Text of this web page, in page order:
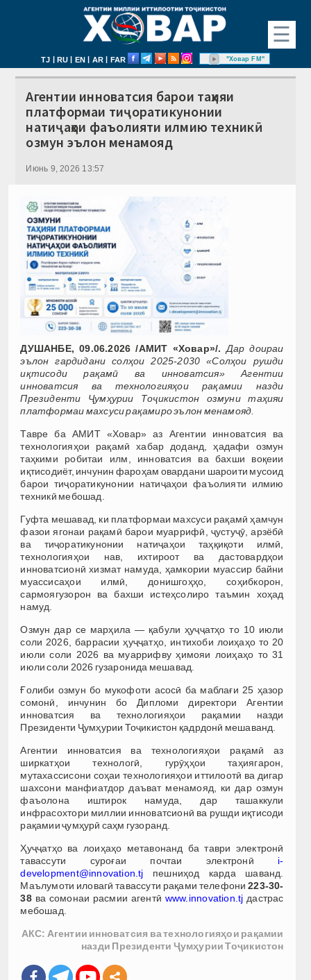
☰
TJ | RU | EN | AR | FAR "Ховар FM"
Агентии инноватсия барои таҳияи
платформаи тиҷоратикунонии
натиҷаҳои фаъолияти илмию техникӣ
озмун эълон менамояд
Июнь 9, 2026 13:57
ДУШАНБЕ, 09.06.2026 /АМИТ «Ховар»/. Дар доираи
эълон гардидани солҳои 2025-2030 «Солҳои рушди
иқтисоди рақамӣ ва инноватсия» Агентии
инноватсия ва технологияҳои рақамии назди
Президенти Ҷумҳурии Тоҷикистон озмуни таҳияи
платформаи махсуси рақамиро эълон менамояд.
Тавре ба АМИТ «Ховар» аз Агентии инноватсия ва
технологияҳои рақамӣ хабар доданд, ҳадафи озмун
таҳкими робитаи илм, инноватсия ва бахши воқеии
иқтисодиёт, инчунин фароҳам овардани шароити мусоид
барои тиҷоратикунонии натиҷаҳои фаъолияти илмию
техникӣ мебошад.
Гуфта мешавад, ки платформаи махсуси рақамӣ ҳамчун
фазои ягонаи рақамӣ барои муаррифӣ, ҷустуҷӯ, арзёбӣ
ва тиҷоратикунонии натиҷаҳои таҳқиқоти илмӣ,
технологияҳои нав, ихтироот ва дастовардҳои
инноватсионӣ хизмат намуда, ҳамкории муассир байни
муассисаҳои илмӣ, донишгоҳҳо, соҳибкорон,
сармоягузорон ва бахши истеҳсолиро таъмин хоҳад
намуд.
Озмун дар се марҳила — қабули ҳуҷҷатҳо то 10 июли
соли 2026, баррасии ҳуҷҷатҳо, интихоби лоиҳаҳо то 20
июли соли 2026 ва муаррифву ҳимояи лоиҳаҳо то 31
июли соли 2026 гузаронида мешавад.
Ғолиби озмун бо мукофоти асосӣ ба маблағи 25 ҳазор
сомонӣ, инчунин бо Дипломи директори Агентии
инноватсия ва технологияҳои рақамии назди
Президенти Ҷумҳурии Тоҷикистон қадрдонӣ мешаванд.
Агентии инноватсия ва технологияҳои рақамӣ аз
ширкатҳои технологӣ, гурӯҳҳои таҳиягарон,
мутахассисони соҳаи технологияҳои иттилоотӣ ва дигар
шахсони манфиатдор даъват менамояд, ки дар озмун
фаъолона иштирок намуда, дар ташаккули
инфрасохтори миллии инноватсионӣ ва рушди иқтисоди
рақамии ҷумҳурӣ саҳм гузоранд.
Ҳуҷҷатҳо ва лоиҳаҳо метавонанд ба таври электронӣ
тавассути суроғаи почтаи электронӣ i-
development@innovation.tj пешниҳод карда шаванд.
Маълумоти иловагӣ тавассути рақами телефони223-30-
38ва сомонаи расмии агентӣ www.innovation.tj дастрас
мебошад.
АКС: Агентии инноватсия ва технологияҳои рақамии
назди Президенти Ҷумҳурии Тоҷикистон